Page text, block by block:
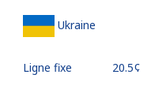
Ukraine
Ligne fixe ⁦20.5¢⁩